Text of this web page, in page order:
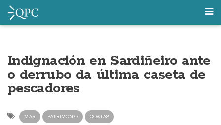
Indignación en Sardiñeiro ante
o derrubo da última caseta de
pescadores
MAR PATRIMONIO COSTAS